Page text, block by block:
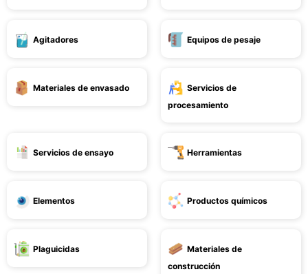
Agitadores Equipos de pesaje
Materiales de envasado
Servicios de
procesamiento
Servicios de ensayo Herramientas
Elementos Productos químicos
Plaguicidas
Materiales de
construcción